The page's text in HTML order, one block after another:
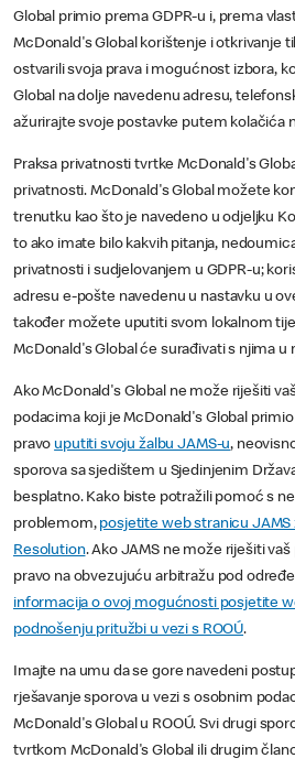
Global primio prema GDPR-u i, prema
McDonald's Global korištenje i otkrivanje
ostvarili svoja prava i mogućnost izbora,
Global na dolje navedenu adresu,
ažurirajte svoje postavke putem kolačića
Praksa privatnosti tvrtke McDonald's
privatnosti. McDonald's Global možete
trenutku kao što je navedeno u odjeljku
to ako imate bilo kakvih pitanja,
privatnosti i sudjelovanjem u GDPR-u;
adresu e-pošte navedenu u nastavku u
također možete uputiti svom lokalnom
McDonald's Global će surađivati s njima u
Ako McDonald's Global ne može riješiti
podacima koji je McDonald's Global
pravo uputiti svoju žalbu JAMS-u,
sporova sa sjedištem u Sjedinjenim
besplatno. Kako biste potražili pomoć s
problemom, posjetite web stranicu JAMS
Resolution. Ako JAMS ne može riješiti
pravo na obvezujuću arbitražu pod
informacija o ovoj mogućnosti posjetite
podnošenju pritužbi u vezi s ROOÚ.
Imajte na umu da se gore navedeni
rješavanje sporova u vezi s osobnim
McDonald's Global u ROOÚ. Svi drugi
tvrtkom McDonald's Global ili drugim